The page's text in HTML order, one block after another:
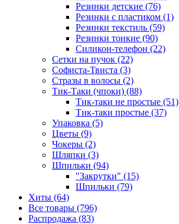
Резинки детские (76)
Резинки с пластиком (1)
Резинки текстиль (59)
Резинки тонкие (90)
Силикон-телефон (22)
Сетки на пучок (22)
Софиста-Твиста (3)
Стразы в волосы (2)
Тик-Таки (чпоки) (88)
Тик-таки не простые (51)
Тик-таки простые (37)
Упаковка (5)
Цветы (9)
Чокеры (2)
Шляпки (3)
Шпильки (94)
"Закрутки" (15)
Шпильки (79)
Хиты (64)
Все товары (796)
Распродажа (83)